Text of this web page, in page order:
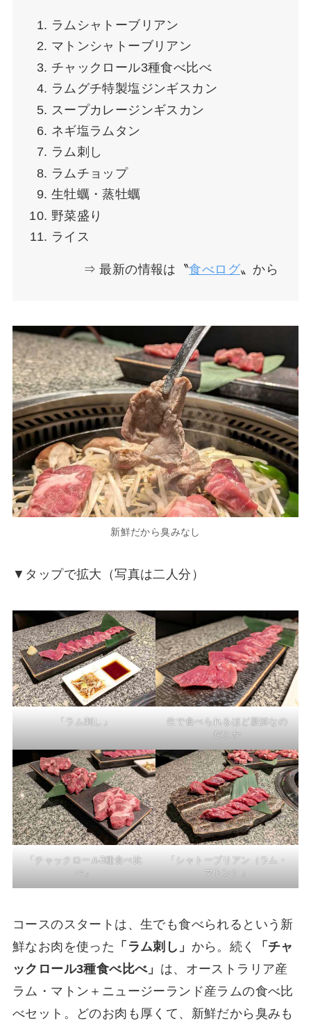
ラムシャトーブリアン
マトンシャトーブリアン
チャックロール3種食べ比べ
ラムグチ特製塩ジンギスカン
スープカレージンギスカン
ネギ塩ラムタン
ラム刺し
ラムチョップ
生牡蠣・蒸牡蠣
野菜盛り
ライス
⇒ 最新の情報は〝食べログ〟から
新鮮だから臭みなし
▼タップで拡大（写真は二人分）
「ラム刺し」
生で食べられるほど新鮮なの
だとか
「チャックロール3種食べ比
べ」
「シャトーブリアン（ラム・
マトン）」
コースのスタートは、生でも食べられるという新
鮮なお肉を使った 「ラム刺し」 から。続く
「チャ
ックロール3種食べ比べ」 は、オーストラリア産
ラム・マトン＋ニュージーランド産ラムの食べ比
べセット。どのお肉も厚くて、新鮮だから臭みも